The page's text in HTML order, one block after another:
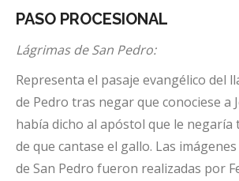
PASO PROCESIONAL
Lágrimas de San Pedro:
Representa el pasaje evangélico del
de Pedro tras negar que conociese a
había dicho al apóstol que le negaría
de que cantase el gallo. Las
de San Pedro fueron realizadas por